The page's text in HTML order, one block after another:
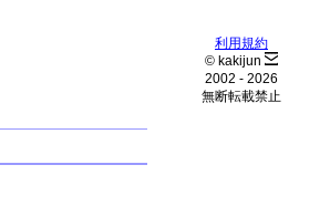
利用規約
© kakijun
2002 - 2026
無断転載禁止